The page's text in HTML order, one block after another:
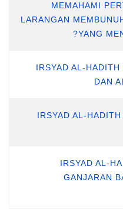
MEMAHAMI
LARANGAN
YANG
IRSYAD AL-
DAN
IRSYAD AL-
IRSYAD AL-
GANJARAN